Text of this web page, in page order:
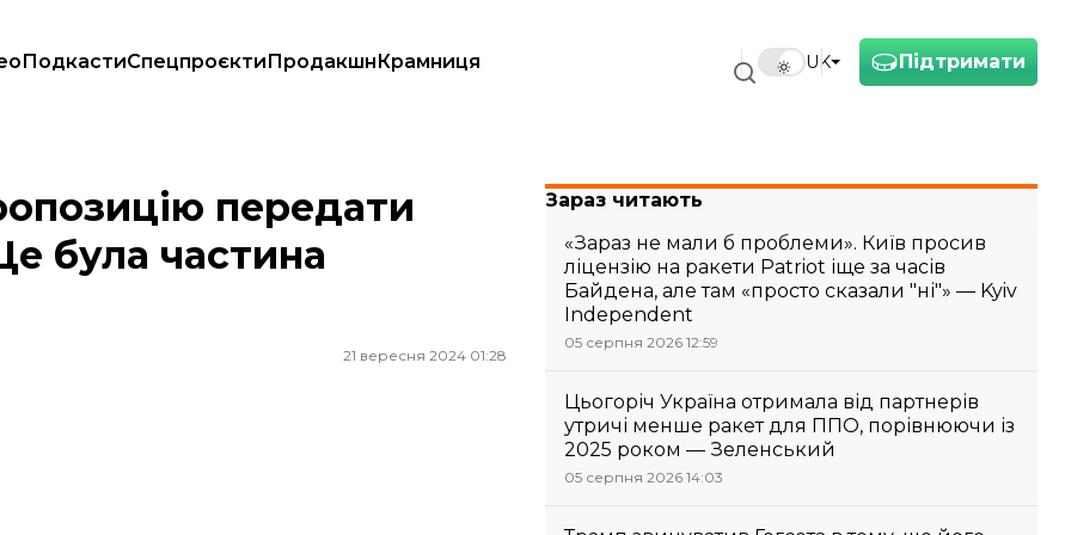
Підтримати
UK
ПодкастиСпецпроєктиПродакшнКрамниця
частина дискусії
передати
була частина
21 вересня 2024 01:28
Зараз читають
«Зараз не мали б проблеми». Київ просив
ліцензію на ракети Patriot іще за часів
Байдена, але там «просто сказали "ні"» — Kyiv
Independent
05 серпня 2026 12:59
Цьогоріч Україна отримала від партнерів
утричі менше ракет для ППО, порівнюючи із
2025 роком — Зеленський
05 серпня 2026 14:03